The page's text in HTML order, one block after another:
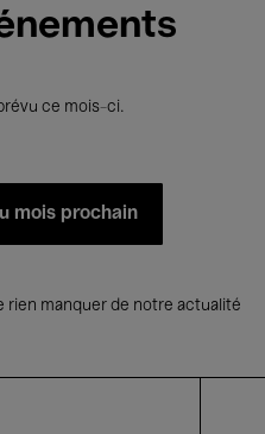
ce mois-ci.
mois prochain
rien manquer de notre actualité